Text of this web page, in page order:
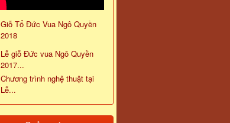
Giỗ Tổ Đức Vua Ngô Quyền
2018
Lễ giỗ Đức vua Ngô Quyền
2017...
Chương trình nghệ thuật tại
Lễ...